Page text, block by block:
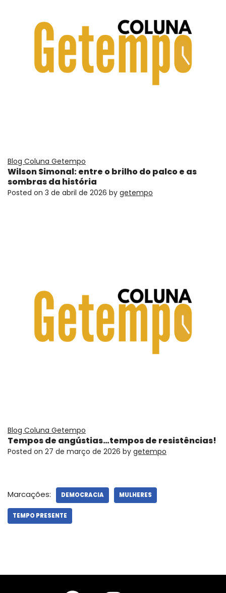
Blog Coluna Getempo
Wilson Simonal: entre o brilho do palco e as
sombras da história
Posted on 3 de abril de 2026 by getempo
Blog Coluna Getempo
Tempos de angústias…tempos de resistências!
Posted on 27 de março de 2026 by getempo
Marcações: DEMOCRACIA MULHERES
TEMPO PRESENTE